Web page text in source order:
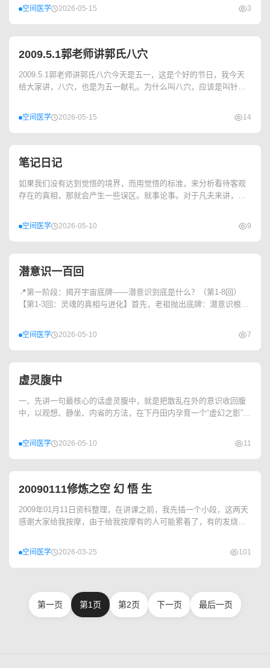
空间医学 2026-05-15 3
2009.5.1郭老师讲郭氏八穴
2009.5.1郭老师讲郭氏八穴今天是五一，这是个好的节日，我今天
给大家讲，八穴，也是为五一献礼。为什么叫八穴，应该是叫针灸
空间医学 2026-05-15 14
笔记日记
如果我们没有达到觉悟的境界，而用觉悟的标准，来分析看待客观
存在的真相，那就会产生一些误区。就事论事。对于凡夫来讲，只
空间医学 2026-05-10 9
潜意识一百回
📍第一阶段：揭开宇宙底牌——潜意识到底是什么？（第1-8回）
【第1-3回：灵魂的真相与进化】首先，老祖抛出底牌：潜意识根本
空间医学 2026-05-10 7
虚灵腹中
一、先讲一句最核心的话虚灵腹中，就是把散乱在外的意识收回腹
中，以观想、静坐、内省的方法，在下丹田内孕育一个“虚幻之影”，
空间医学 2026-05-10 11
20090111修炼之空 幻 悟 生
2009年01月11日资科整理，在讲课之前，我先插一个小段，这两天
感谢大家给我按摩，由于给我按摩有的人可能累着了，有的发烧，
空间医学 2026-03-25 101
第一页 第1页 第2页 下一页 最后一页